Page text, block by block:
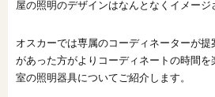
建築実例
フォトギャラ
販売中の物件
屋の照明のデザインはなんとなくイメージ
オスカーでは専属のコーディネーターが
があった方がよりコーディネートの時間
室の照明器具についてご紹介します。